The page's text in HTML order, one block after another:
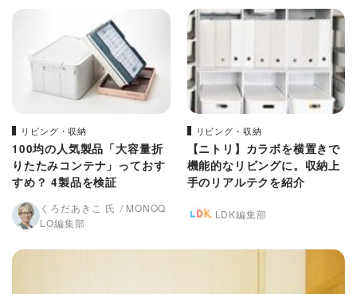
リビング・収納
100均の人気製品「大容量折
りたたみコンテナ」っておす
すめ？ 4製品を検証
くろだあきこ 氏
MONOQ
LO編集部
リビング・収納
【ニトリ】カラボを横置きで
機能的なリビングに。収納上
手のリアルテクを紹介
LDK編集部